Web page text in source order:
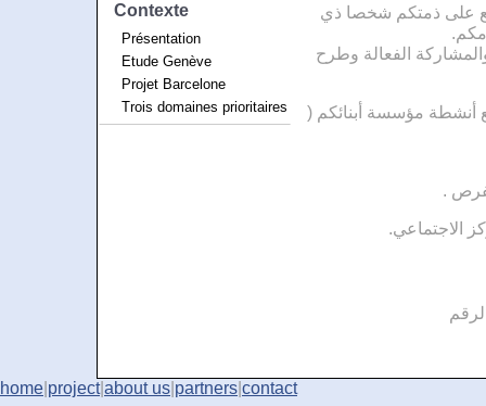
Contexte
Présentation
Etude Genève
Projet Barcelone
Trois domaines prioritaires
على ذمتكم شخصا ذي
الفعالة وطرح
أنشطة مؤسسة أبنائكم (
.
الاجتماعي.
home project|about us partners contact